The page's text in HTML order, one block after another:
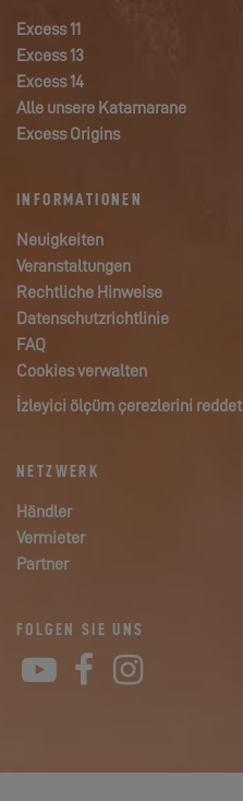
Excess 11
Excess 13
Excess 14
Alle unsere Katamarane
Excess Origins
INFORMATIONEN
Neuigkeiten
Veranstaltungen
Rechtliche Hinweise
Datenschutzrichtlinie
FAQ
Cookies verwalten
İzleyici ölçüm çerezlerini reddet
NETZWERK
Händler
Vermieter
Partner
FOLGEN SIE UNS
YouTube
Facebook
Instagram